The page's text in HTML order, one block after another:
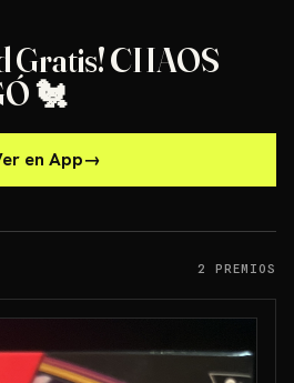
Gratis! CHAOS
🐔
en App→
2 PREMIOS